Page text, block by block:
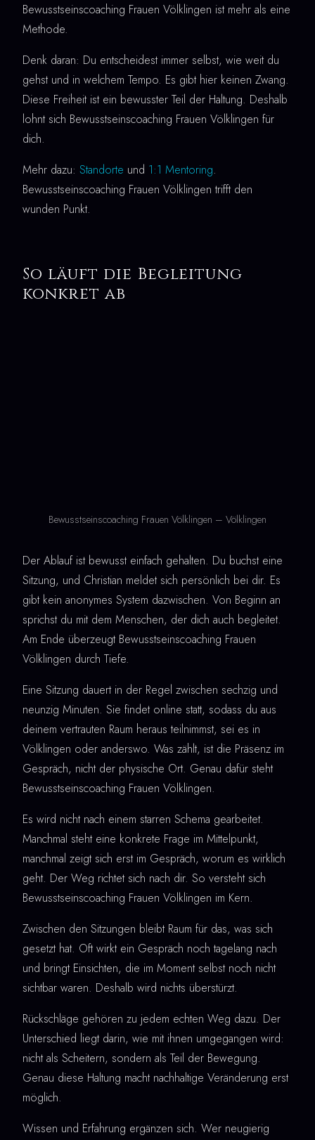
Bewusstseinscoaching Frauen Völklingen ist mehr als eine
Methode.
Denk daran: Du entscheidest immer selbst, wie weit du
gehst und in welchem Tempo. Es gibt hier keinen Zwang.
Diese Freiheit ist ein bewusster Teil der Haltung. Deshalb
lohnt sich Bewusstseinscoaching Frauen Völklingen für
dich.
Mehr dazu: Standorte und 1:1 Mentoring.
Bewusstseinscoaching Frauen Völklingen trifft den
wunden Punkt.
So läuft die Begleitung
konkret ab
Bewusstseinscoaching Frauen Völklingen – Völklingen
Der Ablauf ist bewusst einfach gehalten. Du buchst eine
Sitzung, und Christian meldet sich persönlich bei dir. Es
gibt kein anonymes System dazwischen. Von Beginn an
sprichst du mit dem Menschen, der dich auch begleitet.
Am Ende überzeugt Bewusstseinscoaching Frauen
Völklingen durch Tiefe.
Eine Sitzung dauert in der Regel zwischen sechzig und
neunzig Minuten. Sie findet online statt, sodass du aus
deinem vertrauten Raum heraus teilnimmst, sei es in
Völklingen oder anderswo. Was zählt, ist die Präsenz im
Gespräch, nicht der physische Ort. Genau dafür steht
Bewusstseinscoaching Frauen Völklingen.
Es wird nicht nach einem starren Schema gearbeitet.
Manchmal steht eine konkrete Frage im Mittelpunkt,
manchmal zeigt sich erst im Gespräch, worum es wirklich
geht. Der Weg richtet sich nach dir. So versteht sich
Bewusstseinscoaching Frauen Völklingen im Kern.
Zwischen den Sitzungen bleibt Raum für das, was sich
gesetzt hat. Oft wirkt ein Gespräch noch tagelang nach
und bringt Einsichten, die im Moment selbst noch nicht
sichtbar waren. Deshalb wird nichts überstürzt.
Rückschläge gehören zu jedem echten Weg dazu. Der
Unterschied liegt darin, wie mit ihnen umgegangen wird:
nicht als Scheitern, sondern als Teil der Bewegung.
Genau diese Haltung macht nachhaltige Veränderung erst
möglich.
Wissen und Erfahrung ergänzen sich. Wer neugierig